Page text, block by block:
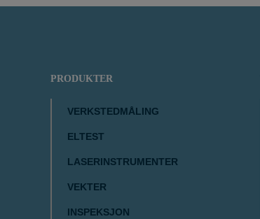
PRODUKTER
VERKSTEDMÅLING
ELTEST
LASERINSTRUMENTER
VEKTER
INSPEKSJON